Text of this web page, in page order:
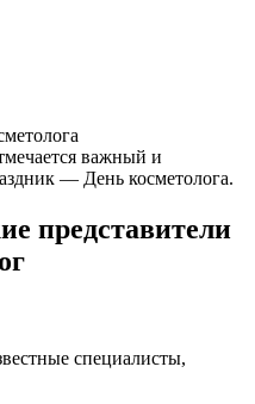
важный и
— День косметолога.
представители
специалисты,